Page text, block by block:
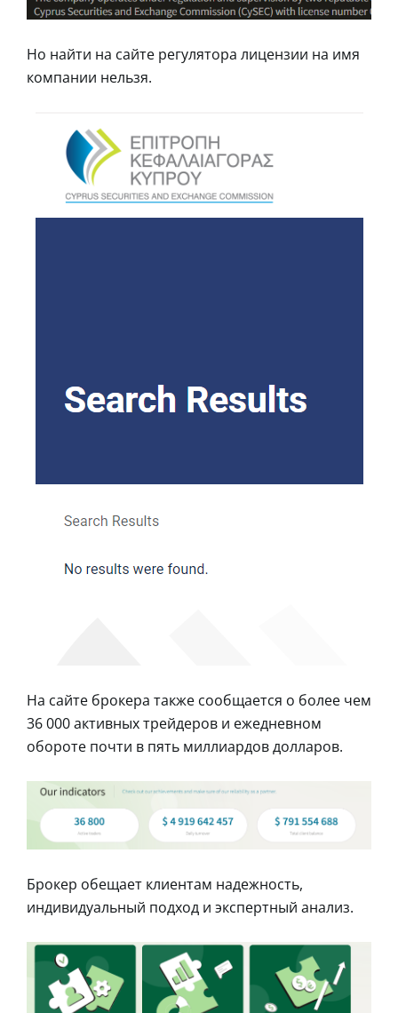
Но найти на сайте регулятора лицензии на имя
компании нельзя.
На сайте брокера также сообщается о более чем
36 000 активных трейдеров и ежедневном
обороте почти в пять миллиардов долларов.
Брокер обещает клиентам надежность,
индивидуальный подход и экспертный анализ.